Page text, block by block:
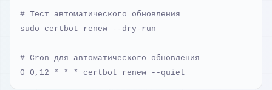
# Тест автоматического обновления
sudo certbot renew --dry-run
# Cron для автоматического обновления
0 0,12 * * * certbot renew --quiet